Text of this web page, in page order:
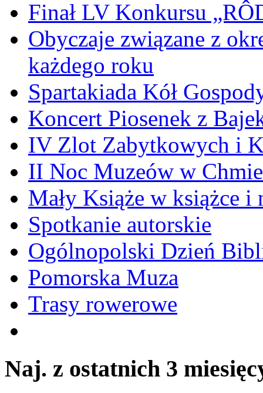
Finał LV Konkursu
Obyczaje związane z
każdego roku
Spartakiada Kół
Koncert Piosenek z
IV Zlot Zabytkowych i
II Noc Muzeów w
Mały Książe w książce i
Spotkanie autorskie
Ogólnopolski Dzień
Pomorska Muza
Trasy rowerowe
Naj. z ostatnich 3